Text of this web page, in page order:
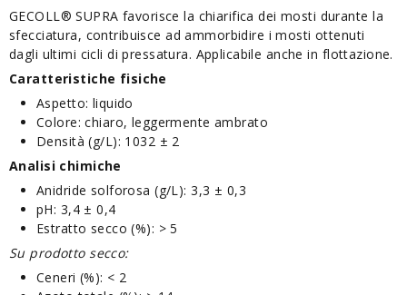
GECOLL® SUPRA favorisce la chiarifica dei mosti durante la
sfecciatura, contribuisce ad ammorbidire i mosti ottenuti
dagli ultimi cicli di pressatura. Applicabile anche in flottazione.
Caratteristiche fisiche
Aspetto: liquido
Colore: chiaro, leggermente ambrato
Densità (g/L): 1032 ± 2
Analisi chimiche
Anidride solforosa (g/L): 3,3 ± 0,3
pH: 3,4 ± 0,4
Estratto secco (%): > 5
Su prodotto secco:
Ceneri (%): < 2